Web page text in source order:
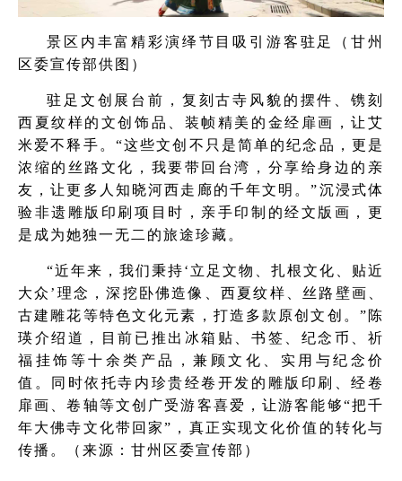
景区内丰富精彩演绎节目吸引游客驻足（甘州
区委宣传部供图）
驻足文创展台前，复刻古寺风貌的摆件、镌刻
西夏纹样的文创饰品、装帧精美的金经扉画，让艾
米爱不释手。“这些文创不只是简单的纪念品，更是
浓缩的丝路文化，我要带回台湾，分享给身边的亲
友，让更多人知晓河西走廊的千年文明。”沉浸式体
验非遗雕版印刷项目时，亲手印制的经文版画，更
是成为她独一无二的旅途珍藏。
“近年来，我们秉持‘立足文物、扎根文化、贴近
大众’理念，深挖卧佛造像、西夏纹样、丝路壁画、
古建雕花等特色文化元素，打造多款原创文创。”陈
瑛介绍道，目前已推出冰箱贴、书签、纪念币、祈
福挂饰等十余类产品，兼顾文化、实用与纪念价
值。同时依托寺内珍贵经卷开发的雕版印刷、经卷
扉画、卷轴等文创广受游客喜爱，让游客能够“把千
年大佛寺文化带回家”，真正实现文化价值的转化与
传播。（来源：甘州区委宣传部）